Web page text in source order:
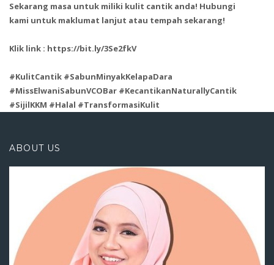
Sekarang masa untuk miliki kulit cantik anda! Hubungi
kami untuk maklumat lanjut atau tempah sekarang!
Klik link : https://bit.ly/3Se2fkV
#KulitCantik #SabunMinyakKelapaDara
#MissElwaniSabunVCOBar #KecantikanNaturallyCantik
#SijilKKM #Halal #TransformasiKulit
ABOUT US